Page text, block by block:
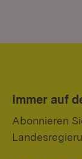
Immer auf
Abonnieren